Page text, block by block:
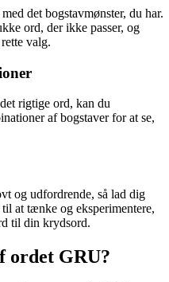
det bogstavmønster, du har.
ord, der ikke passer, og
valg.
rigtige ord, kan du
af bogstaver for at se,
og udfordrende, så lad dig
at tænke og eksperimentere,
til din krydsord.
ordet GRU?